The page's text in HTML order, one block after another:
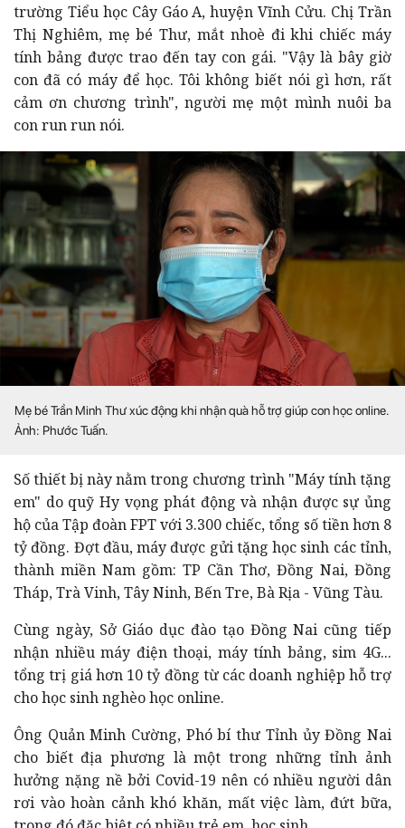
trường Tiểu học Cây Gáo A, huyện Vĩnh Cửu. Chị Trần
Thị Nghiêm, mẹ bé Thư, mắt nhoè đi khi chiếc máy
tính bảng được trao đến tay con gái. "Vậy là bây giờ
con đã có máy để học. Tôi không biết nói gì hơn, rất
cảm ơn chương trình", người mẹ một mình nuôi ba
con run run nói.
Mẹ bé Trần Minh Thư xúc động khi nhận quà hỗ trợ giúp con học online.
Ảnh: Phước Tuấn.
Số thiết bị này nằm trong chương trình "Máy tính tặng
em" do quỹ Hy vọng phát động và nhận được sự ủng
hộ của Tập đoàn FPT với 3.300 chiếc, tổng số tiền hơn 8
tỷ đồng. Đợt đầu, máy được gửi tặng học sinh các tỉnh,
thành miền Nam gồm: TP Cần Thơ, Đồng Nai, Đồng
Tháp, Trà Vinh, Tây Ninh, Bến Tre, Bà Rịa - Vũng Tàu.
Cùng ngày, Sở Giáo dục đào tạo Đồng Nai cũng tiếp
nhận nhiều máy điện thoại, máy tính bảng, sim 4G...
tổng trị giá hơn 10 tỷ đồng từ các doanh nghiệp hỗ trợ
cho học sinh nghèo học online.
Ông Quản Minh Cường, Phó bí thư Tỉnh ủy Đồng Nai
cho biết địa phương là một trong những tỉnh ảnh
hưởng nặng nề bởi Covid-19 nên có nhiều người dân
rơi vào hoàn cảnh khó khăn, mất việc làm, đứt bữa,